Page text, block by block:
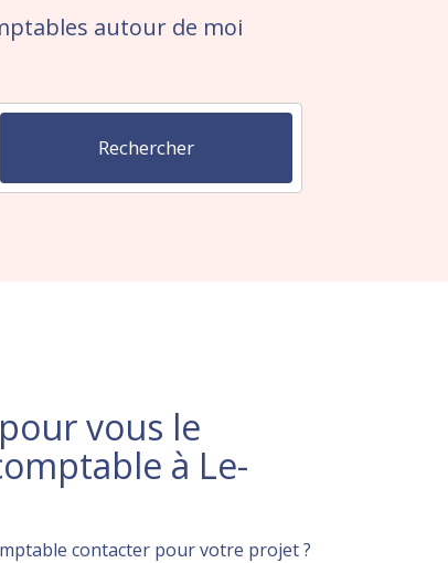
autour de moi
vous le
à Le-
contacter pour votre projet ?